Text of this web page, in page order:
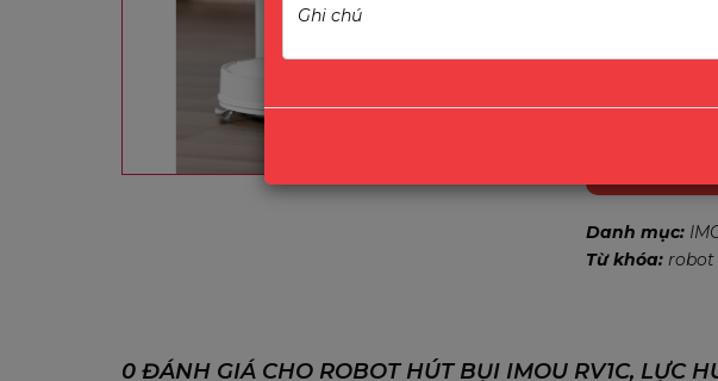
Robot hút bụi
Danh mục:
Từ khóa:
0 ĐÁNH GIÁ CHO ROBOT HÚT BỤI IMOU RV1C, LỰC